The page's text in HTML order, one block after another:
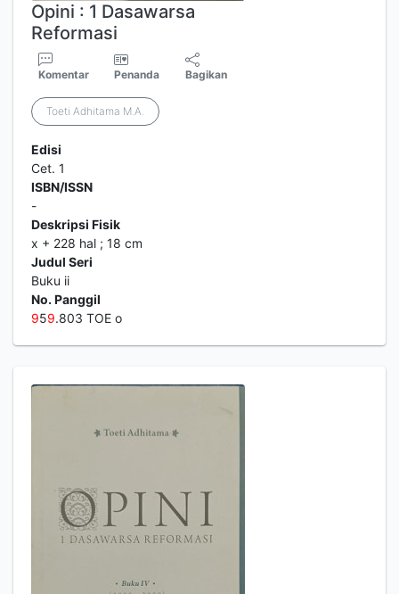
Opini : 1 Dasawarsa
Reformasi
Komentar Penanda Bagikan
Toeti Adhitama M.A.
Edisi
Cet. 1
ISBN/ISSN
-
Deskripsi Fisik
x + 228 hal ; 18 cm
Judul Seri
Buku ii
No. Panggil
959.803 TOE o